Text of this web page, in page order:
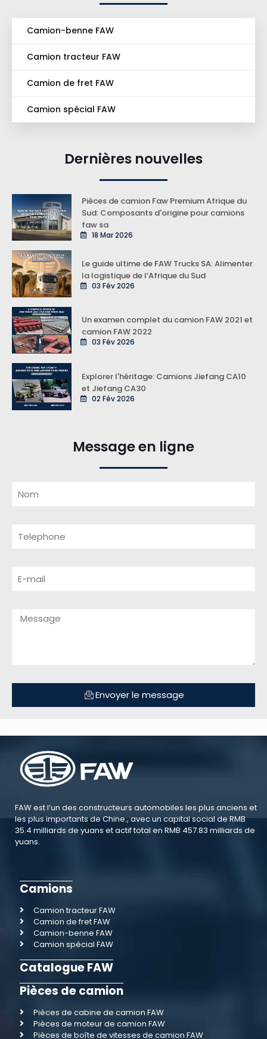
Camion-benne FAW
Camion tracteur FAW
Camion de fret FAW
Camion spécial FAW
Dernières nouvelles
Pièces de camion Faw Premium Afrique du
Sud: Composants d'origine pour camions
faw sa
18 Mar 2026
Le guide ultime de FAW Trucks SA: Alimenter
la logistique de l’Afrique du Sud
03 Fév 2026
Un examen complet du camion FAW 2021 et
camion FAW 2022
03 Fév 2026
Explorer l'héritage: Camions Jiefang CA10
et Jiefang CA30
02 Fév 2026
Message en ligne
Envoyer le message
FAW est l’un des constructeurs automobiles les plus anciens et
les plus importants de Chine., avec un capital social de RMB
35.4 milliards de yuans et actif total en RMB 457.83 milliards de
yuans.
Camions
Camion tracteur FAW
Camion de fret FAW
Camion-benne FAW
Camion spécial FAW
Catalogue FAW
Pièces de camion
Pièces de cabine de camion FAW
Pièces de moteur de camion FAW
Pièces de boîte de vitesses de camion FAW